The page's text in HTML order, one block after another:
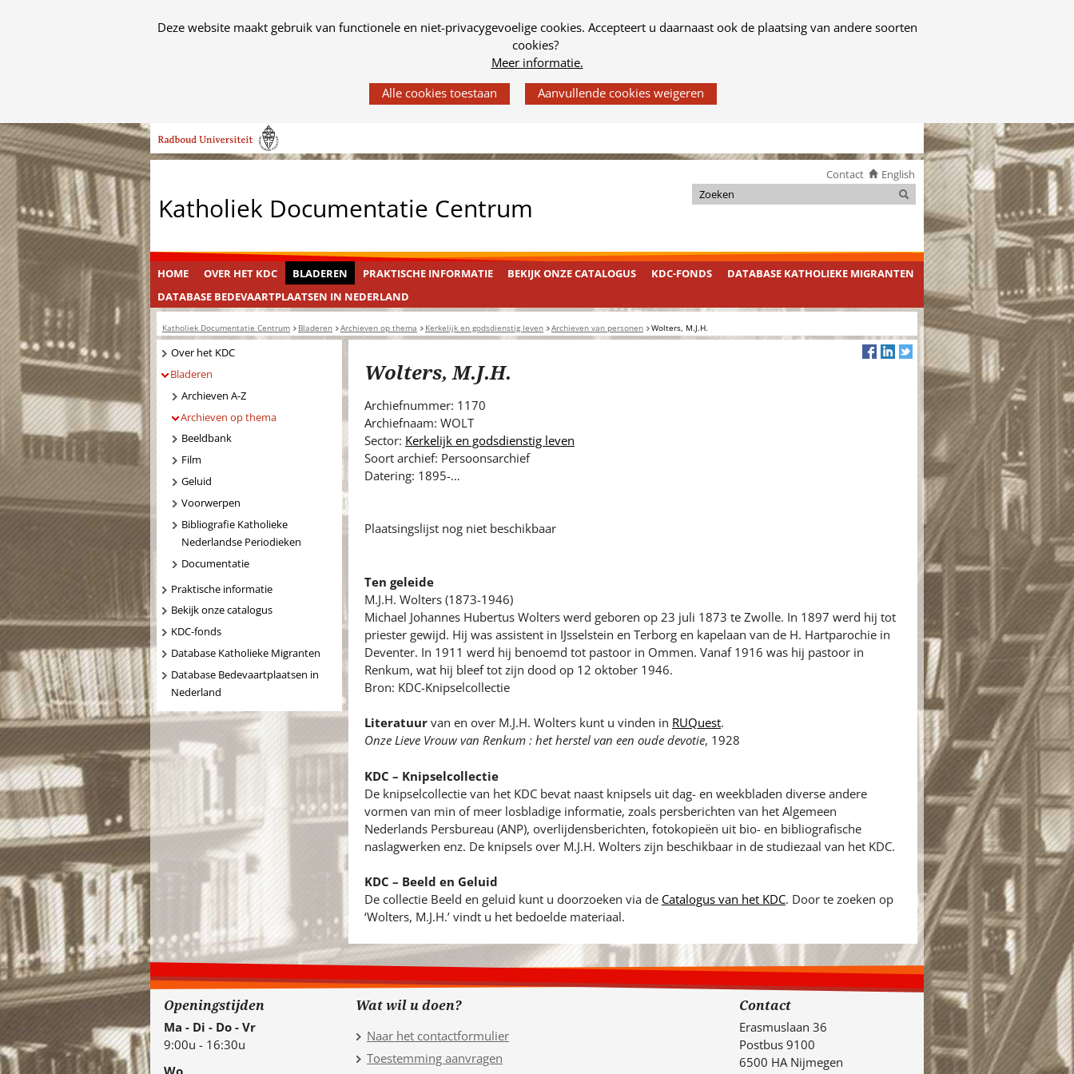
Cookies
Deze website maakt gebruik van functionele en niet-privacygevoelige cookies. Accepteert u daarnaast ook de plaatsing van andere soorten
cookies?
Meer informatie.
gebruik
van
op
deze
worden
toegestaan
geweigerd.
Ga
naar
de
inhoud
Katholiek Documentatie Centrum
Contact English
k
i
d
e
.
Zoeken
Zoeken
HOME OVER HET KDC BLADEREN PRAKTISCHE INFORMATIE BEKIJK ONZE CATALOGUS KDC-FONDS
DATABASE KATHOLIEKE MIGRANTEN
DATABASE BEDEVAARTPLAATSEN IN NEDERLAND
Katholiek Documentatie Centrum Bladeren Archieven op thema Kerkelijk en godsdienstig leven Archieven van personen Wolters, M.J.H.
Wolters, M.J.H.
Archiefnummer: 1170
Archiefnaam: WOLT
Sector: Kerkelijk en godsdienstig leven
Soort archief: Persoonsarchief
Datering: 1895-…
Plaatsingslijst nog niet beschikbaar
Ten geleide
M.J.H. Wolters (1873-1946)
Michael Johannes Hubertus Wolters werd geboren op 23 juli 1873 te Zwolle. In 1897 werd hij tot
priester gewijd. Hij was assistent in IJsselstein en Terborg en kapelaan van de H. Hartparochie in
Deventer. In 1911 werd hij benoemd tot pastoor in Ommen. Vanaf 1916 was hij pastoor in
Renkum, wat hij bleef tot zijn dood op 12 oktober 1946.
Bron: KDC-Knipselcollectie
Literatuurvan en over M.J.H. Wolters kunt u vinden in RUQuest.
Onze Lieve Vrouw van Renkum : het herstel van een oude devotie, 1928
KDC – Knipselcollectie
De knipselcollectie van het KDC bevat naast knipsels uit dag- en weekbladen diverse andere
vormen van min of meer losbladige informatie, zoals persberichten van het Algemeen
Nederlands Persbureau (ANP), overlijdensberichten, fotokopieën uit bio- en bibliografische
naslagwerken enz. De knipsels over M.J.H. Wolters zijn beschikbaar in de studiezaal van het KDC.
KDC – Beeld en Geluid
De collectie Beeld en geluid kunt u doorzoeken via de Catalogus van het KDC. Door te zoeken op
‘Wolters, M.J.H.’ vindt u het bedoelde materiaal.
Navigatie
Over het KDC
Bladeren
Archieven A-Z
Archieven op thema
Beeldbank
Film
Geluid
Voorwerpen
Bibliografie Katholieke
Nederlandse Periodieken
Documentatie
Praktische informatie
Bekijk onze catalogus
KDC-fonds
Database Katholieke Migranten
Database Bedevaartplaatsen in
Nederland
Openingstijden
Ma - Di - Do - Vr
9:00u - 16:30u
Wo
Wat wil u doen?
Naar het contactformulier
Toestemming aanvragen
Contact
Erasmuslaan 36
Postbus 9100
6500 HA Nijmegen